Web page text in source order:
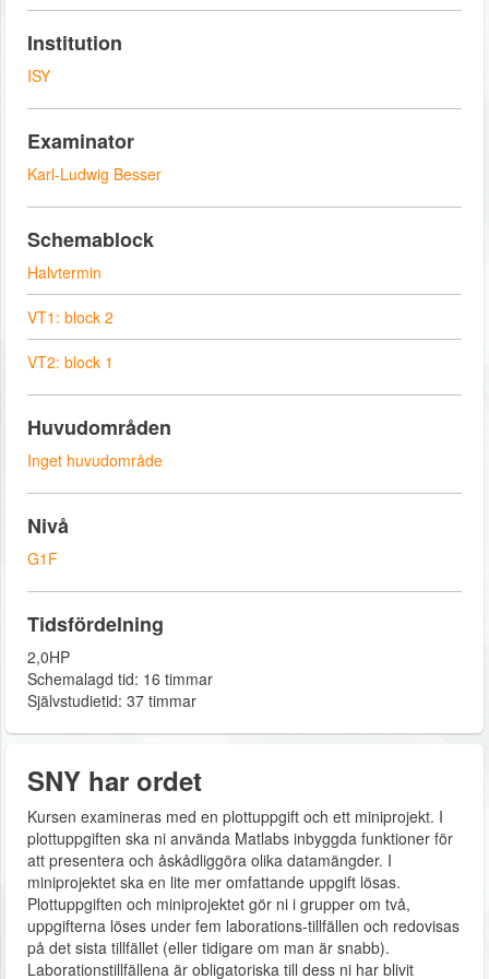
Institution
ISY
Examinator
Karl-Ludwig Besser
Schemablock
Halvtermin
VT1: block 2
VT2: block 1
Huvudområden
Inget huvudområde
Nivå
G1F
Tidsfördelning
2,0HP
Schemalagd tid: 16 timmar
Självstudietid: 37 timmar
SNY har ordet
Kursen examineras med en plottuppgift och ett miniprojekt. I
plottuppgiften ska ni använda Matlabs inbyggda funktioner för
att presentera och åskådliggöra olika datamängder. I
miniprojektet ska en lite mer omfattande uppgift lösas.
Plottuppgiften och miniprojektet gör ni i grupper om två,
uppgifterna löses under fem laborations-tillfällen och redovisas
på det sista tillfället (eller tidigare om man är snabb).
Laborationstillfällena är obligatoriska till dess ni har blivit